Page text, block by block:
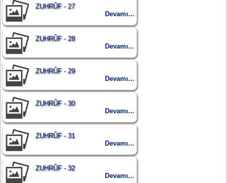
ZUHRÛF - 27
Devamı...
ZUHRÛF - 28
Devamı...
ZUHRÛF - 29
Devamı...
ZUHRÛF - 30
Devamı...
ZUHRÛF - 31
Devamı...
ZUHRÛF - 32
Devamı...